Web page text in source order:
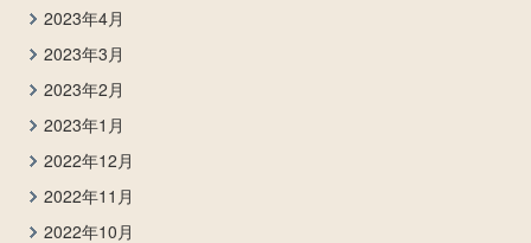
2023年4月
2023年3月
2023年2月
2023年1月
2022年12月
2022年11月
2022年10月